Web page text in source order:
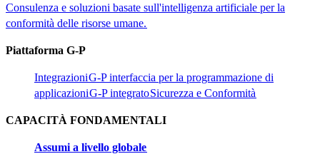
Consulenza e soluzioni basate sull'intelligenza artificiale per la
conformità delle risorse umane.​​
Piattaforma G-P​​
Integrazioni​​G-P interfaccia per la programmazione di
applicazioni​​G-P integrato​​Sicurezza e Conformità​​
CAPACITÀ FONDAMENTALI​​
Assumi a livello globale​​